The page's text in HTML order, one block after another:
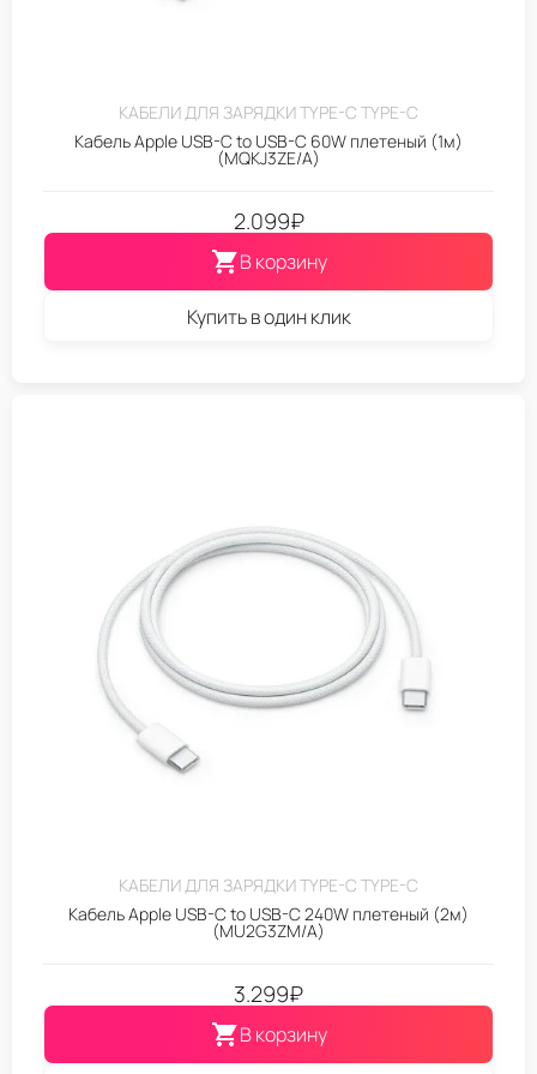
КАБЕЛИ ДЛЯ ЗАРЯДКИ TYPE-C TYPE-C
Кабель Apple USB-C to USB-C 60W плетеный (1м)
(MQKJ3ZE/A)
2.099₽
В корзину
Купить в один клик
КАБЕЛИ ДЛЯ ЗАРЯДКИ TYPE-C TYPE-C
Кабель Apple USB-C to USB-C 240W плетеный (2м)
(MU2G3ZM/A)
3.299₽
В корзину